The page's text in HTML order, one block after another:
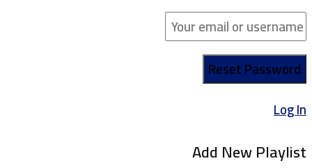
Log In
Add New Playlist